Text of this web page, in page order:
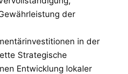
der
in der
Strategische
Entwicklung lokaler